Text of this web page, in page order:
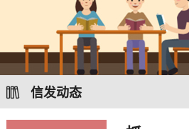
信发动态